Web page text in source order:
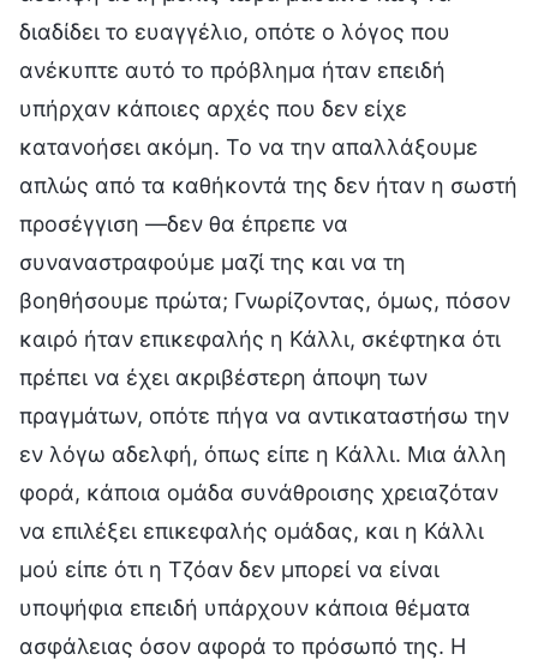
διαδίδει το ευαγγέλιο, οπότε ο λόγος που
ανέκυπτε αυτό το πρόβλημα ήταν επειδή
υπήρχαν κάποιες αρχές που δεν είχε
κατανοήσει ακόμη. Το να την απαλλάξουμε
απλώς από τα καθήκοντά της δεν ήταν η σωστή
προσέγγιση —δεν θα έπρεπε να
συναναστραφούμε μαζί της και να τη
βοηθήσουμε πρώτα; Γνωρίζοντας, όμως, πόσον
καιρό ήταν επικεφαλής η Κάλλι, σκέφτηκα ότι
πρέπει να έχει ακριβέστερη άποψη των
πραγμάτων, οπότε πήγα να αντικαταστήσω την
εν λόγω αδελφή, όπως είπε η Κάλλι. Μια άλλη
φορά, κάποια ομάδα συνάθροισης χρειαζόταν
να επιλέξει επικεφαλής ομάδας, και η Κάλλι
μού είπε ότι η Τζόαν δεν μπορεί να είναι
υποψήφια επειδή υπάρχουν κάποια θέματα
ασφάλειας όσον αφορά το πρόσωπό της. Η